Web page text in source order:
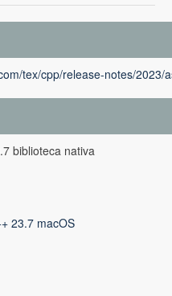
tex/cpp/release-notes/
biblioteca nativa
23.7 macOS